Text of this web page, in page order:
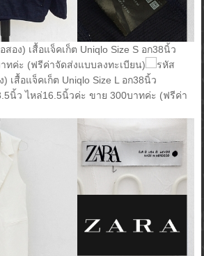
อง) เสื้อแจ็คเก็ต Uniqlo Size S อก38นิ้ว
ทค่ะ (ฟรีค่าจัดส่งแบบลงทะเบียน)
รหัส
เสื้อแจ็คเก็ต Uniqlo Size L อก38นิ้ว
นิ้ว ไหล่16.5นิ้วค่ะ ขาย 300บาทค่ะ (ฟรีค่า